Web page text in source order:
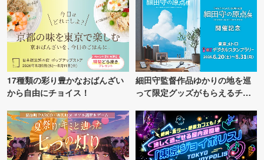
17種類の彩り豊かなおばんざい
から自由にチョイス！
細田守監督作品ゆかりの地を巡
って限定グッズがもらえるチャ